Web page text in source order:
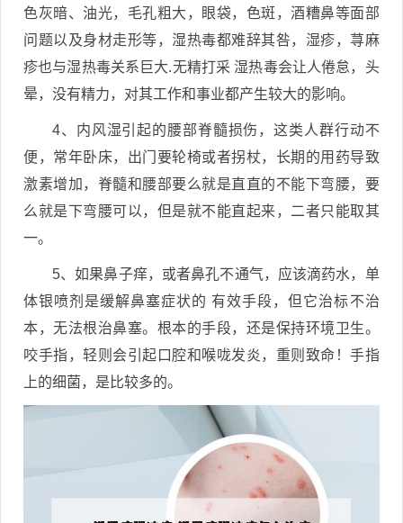
色灰暗、油光，毛孔粗大，眼袋，色斑，酒糟鼻等面部
问题以及身材走形等，湿热毒都难辞其咎，湿疹，荨麻
疹也与湿热毒关系巨大.无精打采 湿热毒会让人倦怠，头
晕，没有精力，对其工作和事业都产生较大的影响。
4、内风湿引起的腰部脊髓损伤，这类人群行动不
便，常年卧床，出门要轮椅或者拐杖，长期的用药导致
激素增加，脊髓和腰部要么就是直直的不能下弯腰，要
么就是下弯腰可以，但是就不能直起来，二者只能取其
一。
5、如果鼻子痒，或者鼻孔不通气，应该滴药水，单
体银喷剂是缓解鼻塞症状的 有效手段，但它治标不治
本，无法根治鼻塞。根本的手段，还是保持环境卫生。
咬手指，轻则会引起口腔和喉咙发炎，重则致命！手指
上的细菌，是比较多的。